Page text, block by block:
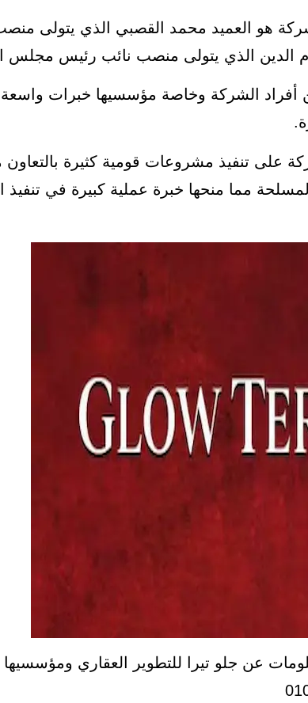
هو العميد محمد القصبي الذي يتولى منصب
الذي يتولى منصب نائب رئيس مجلس
الشركة وخاصة مؤسسيها خبرات واسعة
تنفيذ مشروعات قومية كثيرة بالتعاون
مما منحها خبرة عملية كبيرة في تنفيذ
عن جلو تيرا للتطوير العقاري ومؤسسيها